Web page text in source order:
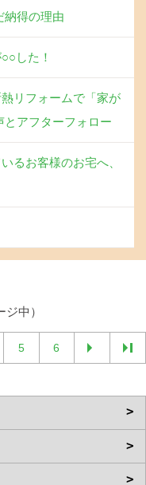
納得の理由
した！
熱リフォームで「家が
アフターフォロー
るお客様のお宅へ、
中）
5 6